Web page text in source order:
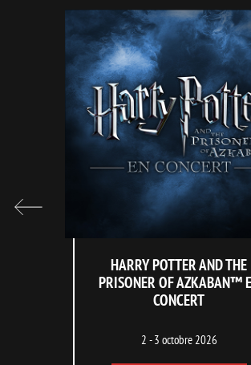
HARRY POTTER AND THE
PRISONER OF AZKABAN™
CONCERT
2 - 3 octobre 2026